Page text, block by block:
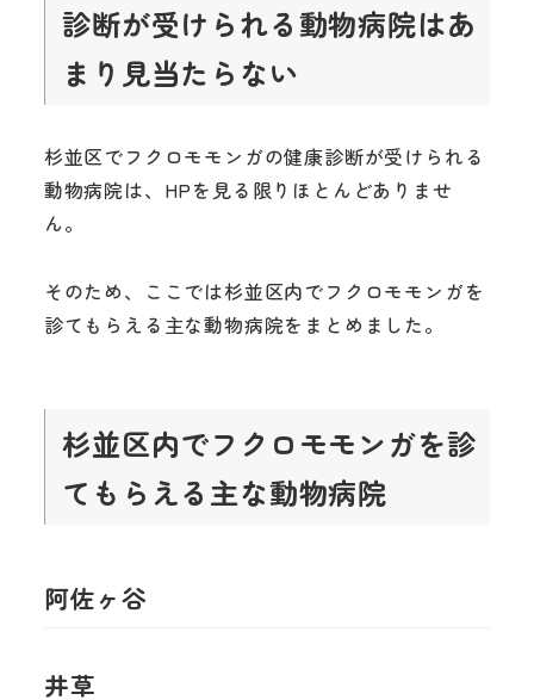
診断が受けられる動物病院はあ
まり見当たらない
杉並区でフクロモモンガの健康診断が受けられる
動物病院は、HPを見る限りほとんどありませ
ん。
そのため、ここでは杉並区内でフクロモモンガを
診てもらえる主な動物病院をまとめました。
杉並区内でフクロモモンガを診
てもらえる主な動物病院
阿佐ヶ谷
井草